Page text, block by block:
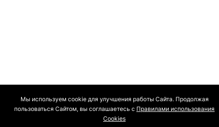
Мы используем cookie для улучшения работы Сайта. Продолжая
пользоваться Сайтом, вы соглашаетесь с Правилами использования
Cооkies